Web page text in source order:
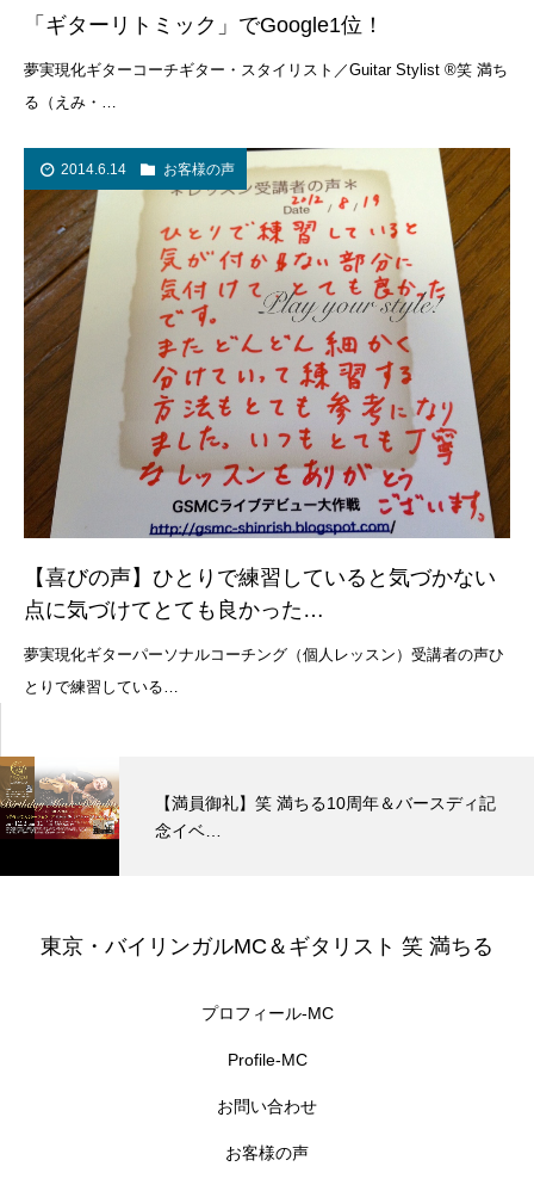
「ギターリトミック」でGoogle1位！
夢実現化ギターコーチギター・スタイリスト／Guitar Stylist ®笑 満ち
る（えみ・…
2014.6.14 お客様の声
【喜びの声】ひとりで練習していると気づかない
点に気づけてとても良かった…
夢実現化ギターパーソナルコーチング（個人レッスン）受講者の声ひ
とりで練習している…
【満員御礼】笑 満ちる10周年＆バースディ記
念イベ…
東京・バイリンガルMC＆ギタリスト 笑 満ちる
プロフィール-MC
Profile-MC
お問い合わせ
お客様の声